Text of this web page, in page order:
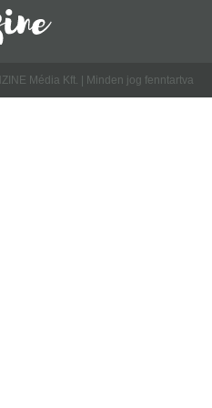
Média Kft. | Minden jog fenntartva